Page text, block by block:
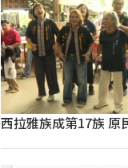
西拉雅族成第17族 原